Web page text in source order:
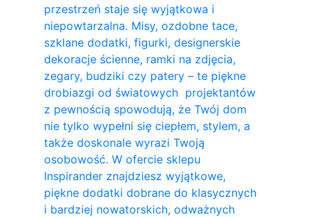
przestrzeń staje się wyjątkowa i
niepowtarzalna. Misy, ozdobne tace,
szklane dodatki, figurki, designerskie
dekoracje ścienne, ramki na zdjęcia,
zegary, budziki czy patery – te piękne
drobiazgi od światowych projektantów
z pewnością spowodują, że Twój dom
nie tylko wypełni się ciepłem, stylem, a
także doskonale wyrazi Twoją
osobowość. W ofercie sklepu
Inspirander znajdziesz wyjątkowe,
piękne dodatki dobrane do klasycznych
i bardziej nowatorskich, odważnych